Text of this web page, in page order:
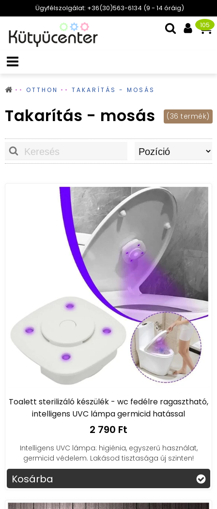
Ügyfélszolgálat: +36(30)563-6134 (9 - 14 óráig)
105
OTTHON TAKARÍTÁS - MOSÁS
Takarítás - mosás (36 termék)
Toalett sterilizáló készülék - wc fedélre ragasztható,
intelligens UVC lámpa germicid hatással
2 790 Ft
Intelligens UVC lámpa: higiénia, egyszerű használat,
germicid védelem. Lakásod tisztasága új szinten!
Kosárba